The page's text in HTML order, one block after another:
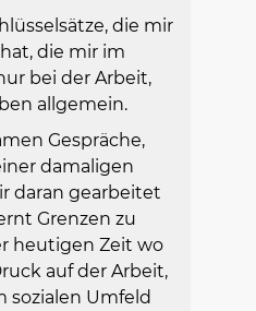
die mir
die mir im
bei der Arbeit,
allgemein.
Gespräche,
damaligen
daran gearbeitet
Grenzen zu
heutigen Zeit wo
auf der Arbeit,
sozialen Umfeld